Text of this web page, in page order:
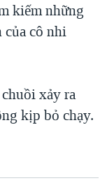
kiếm những
của cô nhi
xảy ra
kịp bỏ chạy.